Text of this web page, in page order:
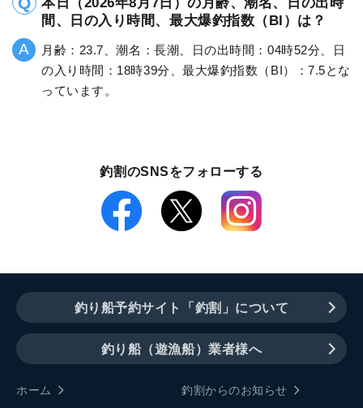
間、日の入り時間、最大爆釣指数（BI）は？
月齢：23.7、潮名：長潮、日の出時間：04時52分、日
の入り時間：18時39分、最大爆釣指数（BI）：7.5とな
っています。
釣割のSNSをフォローする
釣り船予約サイト「釣割」について
釣り船（遊漁船）業者様へ
ホーム
釣割からのお知らせ